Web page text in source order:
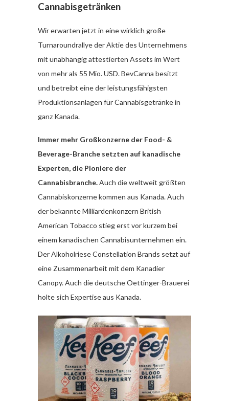
Cannabisgetränken
Wir erwarten jetzt in eine wirklich große
Turnaroundrallye der Aktie des Unternehmens
mit unabhängig attestierten Assets im Wert
von mehr als 55 Mio. USD. BevCanna besitzt
und betreibt eine der leistungsfähigsten
Produktionsanlagen für Cannabisgetränke in
ganz Kanada.
Immer mehr Großkonzerne der Food- &
Beverage-Branche setzten auf kanadische
Experten, die Pioniere der
Cannabisbranche.Auch die weltweit größten
Cannabiskonzerne kommen aus Kanada. Auch
der bekannte Milliardenkonzern British
American Tobacco stieg erst vor kurzem bei
einem kanadischen Cannabisunternehmen ein.
Der Alkoholriese Constellation Brands setzt auf
eine Zusammenarbeit mit dem Kanadier
Canopy. Auch die deutsche Oettinger-Brauerei
holte sich Expertise aus Kanada.